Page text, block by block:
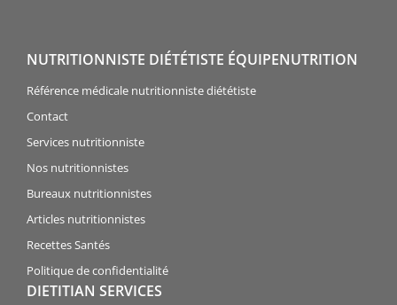
NUTRITIONNISTE DIÉTÉTISTE ÉQUIPENUTRITION
Référence médicale nutritionniste diététiste
Contact
Services nutritionniste
Nos nutritionnistes
Bureaux nutritionnistes
Articles nutritionnistes
Recettes Santés
Politique de confidentialité
DIETITIAN SERVICES